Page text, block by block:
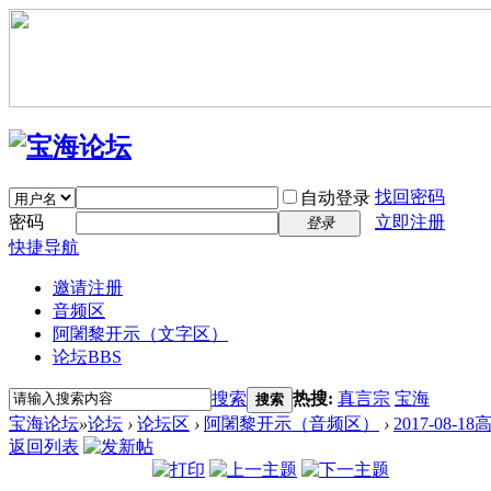
自动登录 找回密码
密码
登录
立即注册
快捷导航
邀请注册
音频区
阿闍黎开示（文字区）
论坛BBS
搜索 搜索 热搜: 真言宗 宝海
宝海论坛»论坛 › 论坛区 › 阿闍黎开示（音频区） › 2017-08-18
返回列表